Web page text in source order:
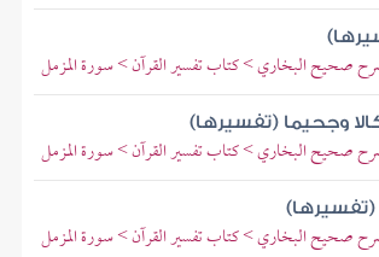
صحيح البخاري > كتاب تفسير القرآن > سورة المزمل
وجحيما (تفسيرها)
صحيح البخاري > كتاب تفسير القرآن > سورة المزمل
صحيح البخاري > كتاب تفسير القرآن > سورة المزمل